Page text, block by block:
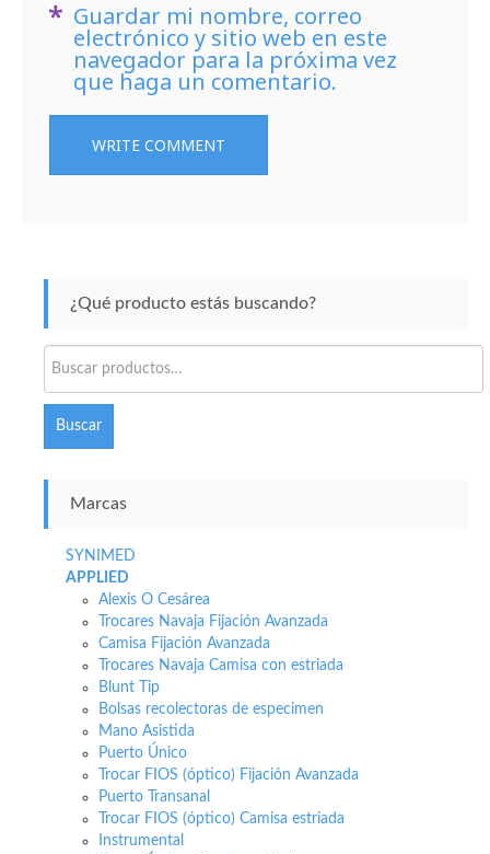
Guardar mi nombre, correo
electrónico y sitio web en este
navegador para la próxima vez
que haga un comentario.
¿Qué producto estás buscando?
por:
Buscar
Marcas
SYNIMED
APPLIED
Alexis O Cesárea
Trocares Navaja Fijación Avanzada
Camisa Fijación Avanzada
Trocares Navaja Camisa con estriada
Blunt Tip
Bolsas recolectoras de especimen
Mano Asistida
Puerto Único
Trocar FIOS (óptico) Fijación Avanzada
Puerto Transanal
Trocar FIOS (óptico) Camisa estriada
Instrumental